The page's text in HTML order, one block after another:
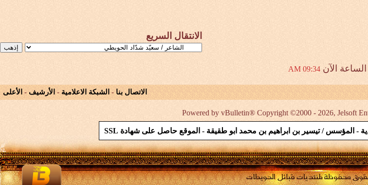
الانتقال السريع
الساعة الآن09:34 AM
الاتصال بنا - الشبكة الاعلامية - الأرشيف - الأعلى
Powered by vBulletin® Copyright ©2000 - 2026, Jelsoft